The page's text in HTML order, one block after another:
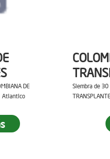
DE
Atlantico
Siembra de 30